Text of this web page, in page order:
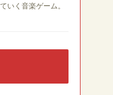
いく音楽ゲーム。